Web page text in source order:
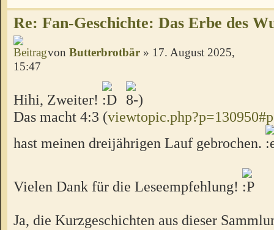
Re: Fan-Geschichte: Das Erbe des
von Butterbrotbär » 17. August 2025,
15:47
Hihi, Zweiter!
Das macht 4:3 (
hast meinen dreijährigen Lauf gebrochen.
Vielen Dank für die Leseempfehlung!
Ja, die Kurzgeschichten aus dieser